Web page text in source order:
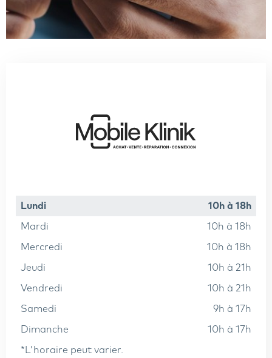
lundi 10h à 18h
mardi 10h à 18h
mercredi 10h à 18h
jeudi 10h à 21h
vendredi 10h à 21h
samedi 9h à 17h
dimanche 10h à 17h
*L'horaire peut varier.